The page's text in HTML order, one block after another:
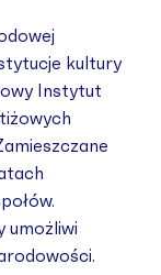
kultury
Instytut
umożliwi